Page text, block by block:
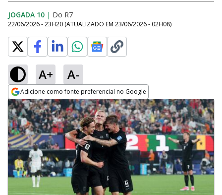
JOGADA 10 | Do R7
22/06/2026 - 23H20 (ATUALIZADO EM 23/06/2026 - 02H08)
A+ A-
Adicione como fonte preferencial no Google
Opens in new window